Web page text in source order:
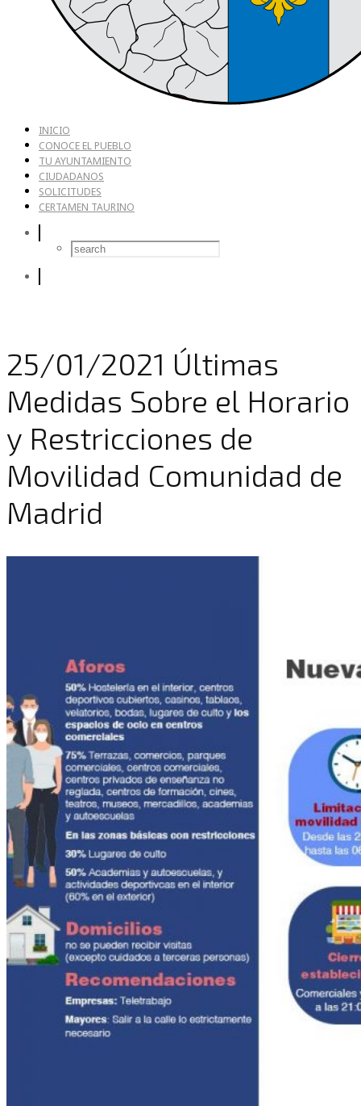
INICIO
CONOCE EL PUEBLO
TU AYUNTAMIENTO
CIUDADANOS
SOLICITUDES
CERTAMEN TAURINO
25/01/2021 Últimas
Medidas Sobre el Horario
y Restricciones de
Movilidad Comunidad de
Madrid